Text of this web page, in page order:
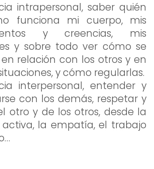
intrapersonal, saber quién
funciona mi cuerpo, mis
y creencias, mis
y sobre todo ver cómo se
relación con los otros y en
y cómo regularlas.
interpersonal, entender y
con los demás, respetar y
otro y de los otros, desde la
la empatía, el trabajo